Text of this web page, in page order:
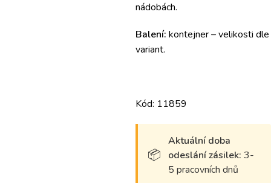
nádobách.
Balení: kontejner – velikosti dle
variant.
Kód: 11859
Aktuální doba
odeslání zásilek: 3-
5 pracovních dnů